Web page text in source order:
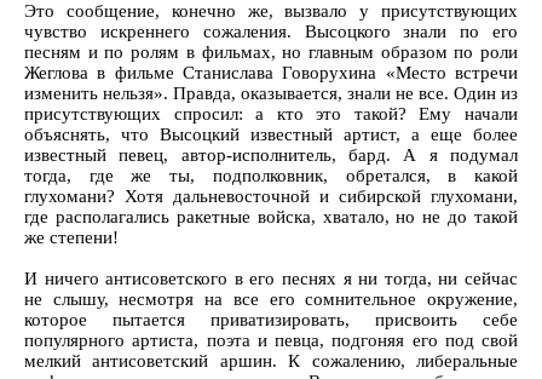
Это сообщение, конечно же, вызвало у присутствующих
чувство искреннего сожаления. Высоцкого знали по его
песням и по ролям в фильмах, но главным образом по роли
Жеглова в фильме Станислава Говорухина «Место встречи
изменить нельзя». Правда, оказывается, знали не все. Один из
присутствующих спросил: а кто это такой? Ему начали
объяснять, что Высоцкий известный артист, а еще более
известный певец, автор-исполнитель, бард. А я подумал
тогда, где же ты, подполковник, обретался, в какой
глухомани? Хотя дальневосточной и сибирской глухомани,
где располагались ракетные войска, хватало, но не до такой
же степени!
И ничего антисоветского в его песнях я ни тогда, ни сейчас
не слышу, несмотря на все его сомнительное окружение,
которое пытается приватизировать, присвоить себе
популярного артиста, поэта и певца, подгоняя его под свой
мелкий антисоветский аршин. К сожалению, либеральные